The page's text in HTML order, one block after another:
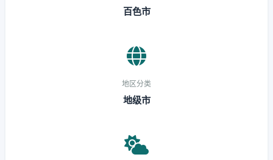
百色市
地区分类
地级市